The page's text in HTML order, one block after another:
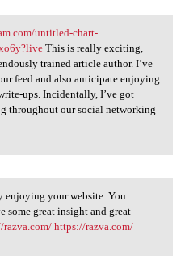
untitled
untitled-chart-
This is really exciting,
trained article author. I’ve
feed and also anticipate enjoying
ups. Incidentally, I’ve got
throughout our social networking
enjoying your
enjoying your website. You
some great insight and great
razva.com/ https://razva.com/